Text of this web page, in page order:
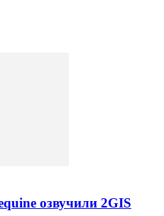
озвучили 2GIS